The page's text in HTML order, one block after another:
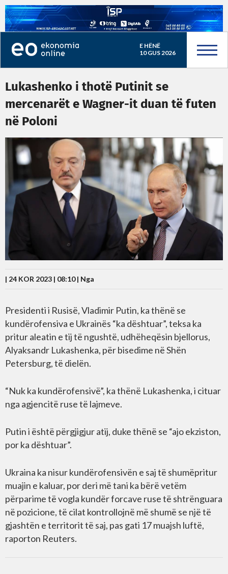
E HËNË
10 GUS 2026
Lukashenko i thotë Putinit se
mercenarët e Wagner-it duan të futen
në Poloni
| 24 KOR 2023 | 08:10 | Nga
Presidenti i Rusisë, Vladimir Putin, ka thënë se
kundërofensiva e Ukrainës “ka dështuar”, teksa ka
pritur aleatin e tij të ngushtë, udhëheqësin bjellorus,
Alyaksandr Lukashenka, për bisedime në Shën
Petersburg, të dielën.
“Nuk ka kundërofensivë”, ka thënë Lukashenka, i cituar
nga agjencitë ruse të lajmeve.
Putin i është përgjigjur atij, duke thënë se “ajo ekziston,
por ka dështuar”.
Ukraina ka nisur kundërofensivën e saj të shumëpritur
muajin e kaluar, por deri më tani ka bërë vetëm
përparime të vogla kundër forcave ruse të shtrënguara
në pozicione, të cilat kontrollojnë më shumë se një të
gjashtën e territorit të saj, pas gati 17 muajsh luftë,
raporton Reuters.